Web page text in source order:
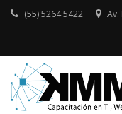
Skip
(55) 5264 5422 Av.